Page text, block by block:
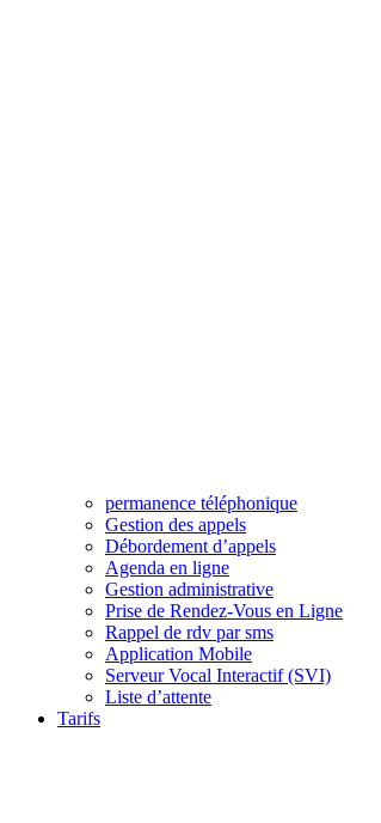
permanence téléphonique
Gestion des appels
Débordement d’appels
Agenda en ligne
Gestion administrative
Prise de Rendez-Vous en Ligne
Rappel de rdv par sms
Application Mobile
Serveur Vocal Interactif (SVI)
Liste d’attente
Tarifs